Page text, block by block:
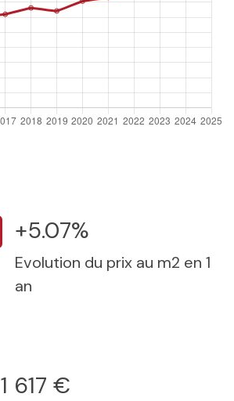
+5.07%
Evolution du prix au m2 en 1
an
1 617 €